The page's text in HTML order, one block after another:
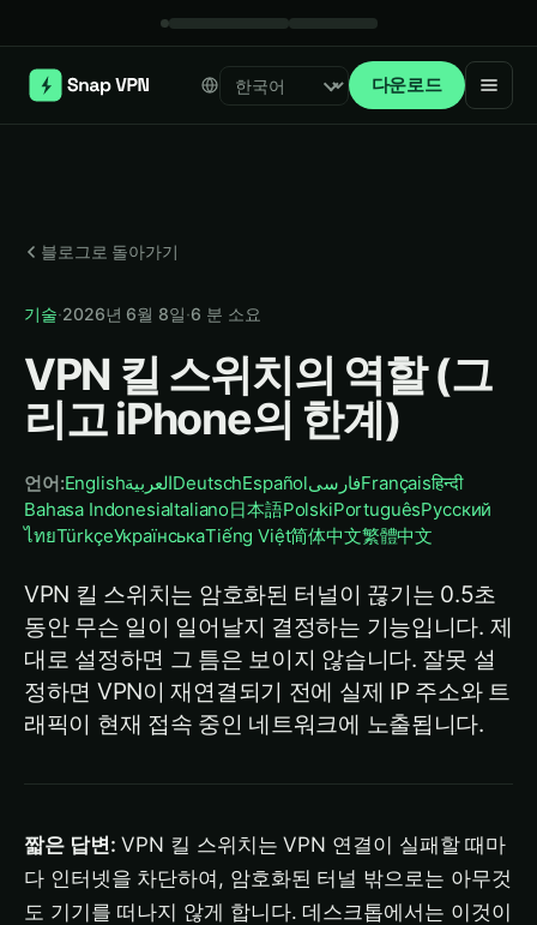
Select language 다운로드
블로그로 돌아가기
기술·2026년 6월 8일·6 분 소요
VPN 킬 스위치의 역할 (그
리고 iPhone의 한계)
언어:EnglishالعربيةDeutschEspañolفارسیFrançaisहिन्दी
Bahasa IndonesiaItaliano日本語PolskiPortuguêsРусский
ไทยTürkçeУкраїнськаTiếng Việt简体中文繁體中文
VPN 킬 스위치는 암호화된 터널이 끊기는 0.5초
동안 무슨 일이 일어날지 결정하는 기능입니다. 제
대로 설정하면 그 틈은 보이지 않습니다. 잘못 설
정하면 VPN이 재연결되기 전에 실제 IP 주소와 트
래픽이 현재 접속 중인 네트워크에 노출됩니다.
짧은 답변: VPN 킬 스위치는 VPN 연결이 실패할 때마
다 인터넷을 차단하여, 암호화된 터널 밖으로는 아무것
도 기기를 떠나지 않게 합니다. 데스크톱에서는 이것이